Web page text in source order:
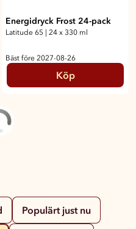
Energidryck Frost 24-pack
Latitude 65 24 x 330 ml
Bäst före 2027-08-26
Köp
Populärt just nu